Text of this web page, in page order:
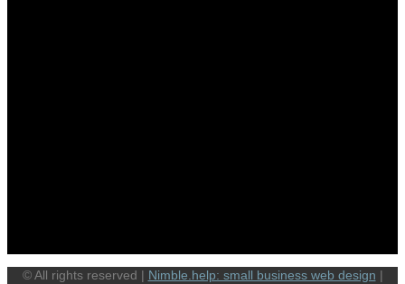
© All rights reserved | Nimble.help: small business web design |